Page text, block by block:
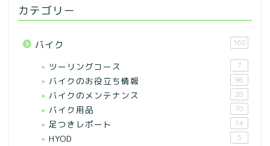
カテゴリー
バイク 168
ツーリングコース 7
バイクのお役立ち情報 96
バイクのメンテナンス 28
バイク用品 70
足つきレポート 14
HYOD 5